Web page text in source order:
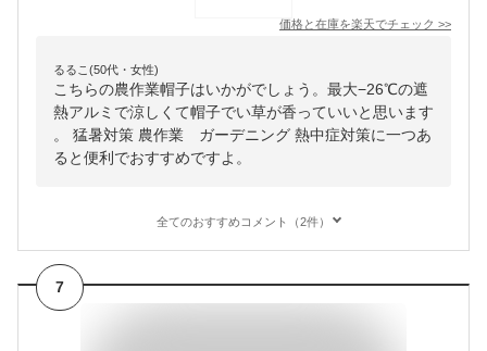
価格と在庫を楽天でチェック >>
るるこ(50代・女性)
こちらの農作業帽子はいかがでしょう。最大−26℃の遮
熱アルミで涼しくて帽子でい草が香っていいと思います
。 猛暑対策 農作業 ガーデニング 熱中症対策に一つあ
ると便利でおすすめですよ。
全てのおすすめコメント（2件）
7